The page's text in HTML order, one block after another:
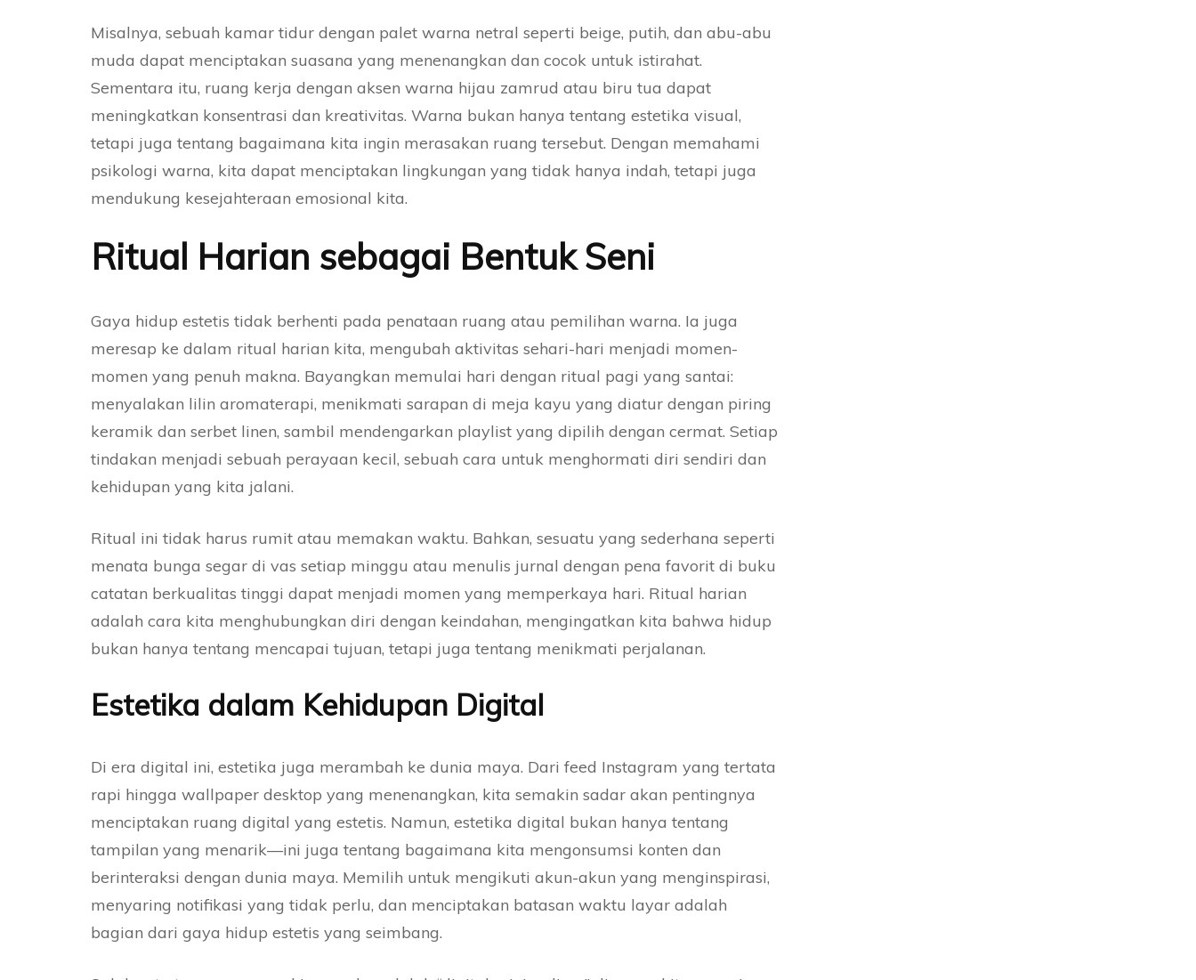
Misalnya, sebuah kamar tidur dengan palet warna netral seperti beige, putih, dan abu-abu
muda dapat menciptakan suasana yang menenangkan dan cocok untuk istirahat.
Sementara itu, ruang kerja dengan aksen warna hijau zamrud atau biru tua dapat
meningkatkan konsentrasi dan kreativitas. Warna bukan hanya tentang estetika visual,
tetapi juga tentang bagaimana kita ingin merasakan ruang tersebut. Dengan memahami
psikologi warna, kita dapat menciptakan lingkungan yang tidak hanya indah, tetapi juga
mendukung kesejahteraan emosional kita.
Ritual Harian sebagai Bentuk Seni
Gaya hidup estetis tidak berhenti pada penataan ruang atau pemilihan warna. Ia juga
meresap ke dalam ritual harian kita, mengubah aktivitas sehari-hari menjadi momen-
momen yang penuh makna. Bayangkan memulai hari dengan ritual pagi yang santai:
menyalakan lilin aromaterapi, menikmati sarapan di meja kayu yang diatur dengan piring
keramik dan serbet linen, sambil mendengarkan playlist yang dipilih dengan cermat. Setiap
tindakan menjadi sebuah perayaan kecil, sebuah cara untuk menghormati diri sendiri dan
kehidupan yang kita jalani.
Ritual ini tidak harus rumit atau memakan waktu. Bahkan, sesuatu yang sederhana seperti
menata bunga segar di vas setiap minggu atau menulis jurnal dengan pena favorit di buku
catatan berkualitas tinggi dapat menjadi momen yang memperkaya hari. Ritual harian
adalah cara kita menghubungkan diri dengan keindahan, mengingatkan kita bahwa hidup
bukan hanya tentang mencapai tujuan, tetapi juga tentang menikmati perjalanan.
Estetika dalam Kehidupan Digital
Di era digital ini, estetika juga merambah ke dunia maya. Dari feed Instagram yang tertata
rapi hingga wallpaper desktop yang menenangkan, kita semakin sadar akan pentingnya
menciptakan ruang digital yang estetis. Namun, estetika digital bukan hanya tentang
tampilan yang menarik—ini juga tentang bagaimana kita mengonsumsi konten dan
berinteraksi dengan dunia maya. Memilih untuk mengikuti akun-akun yang menginspirasi,
menyaring notifikasi yang tidak perlu, dan menciptakan batasan waktu layar adalah
bagian dari gaya hidup estetis yang seimbang.